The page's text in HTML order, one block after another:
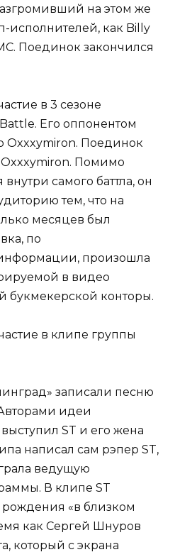
на этом же
исполнителей, как Billy
Поединок закончился
в 3 сезоне
Его оппонентом
Oxxxymiron. Поединок
Помимо
самого баттла, он
тем, что на
месяцев был
по
произошла
в видео
букмекерской конторы.
в клипе группы
записали песню
идеи
ST и его жена
написал сам рэпер ST,
ведущую
В клипе ST
«в близком
как Сергей Шнуров
который с экрана